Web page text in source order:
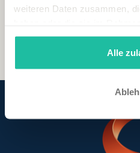
weiteren Daten zusammen,
gesammelt haben.
Alle